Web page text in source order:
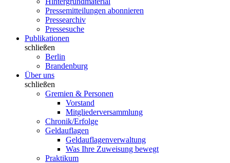
Pressemitteilungen abonnieren
Pressearchiv
Pressesuche
Publikationen
schließen
Berlin
Brandenburg
Über uns
schließen
Gremien & Personen
Vorstand
Mitgliederversammlung
Chronik/Erfolge
Geldauflagen
Geldauflagenverwaltung
Was Ihre Zuweisung bewegt
Praktikum